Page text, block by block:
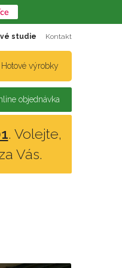
studie Kontakt
Hotové výrobky
objednávka
. Volejte,
Vás.